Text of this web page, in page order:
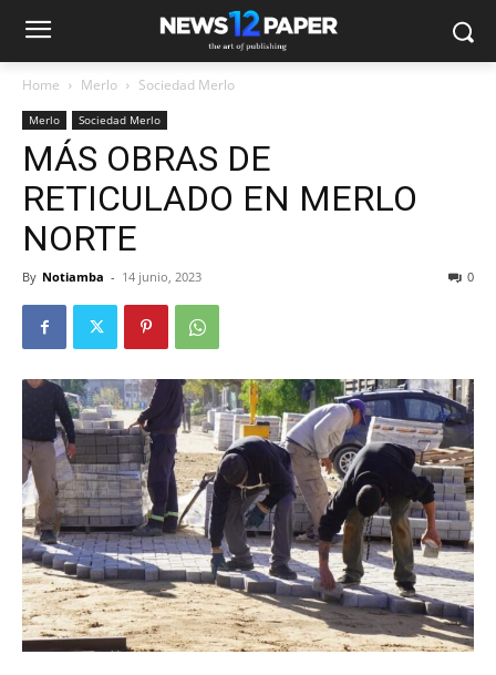
Home Merlo Sociedad Merlo
Merlo Sociedad Merlo
MÁS OBRAS DE
RETICULADO EN MERLO
NORTE
By Notiamba - 14 junio, 2023 0